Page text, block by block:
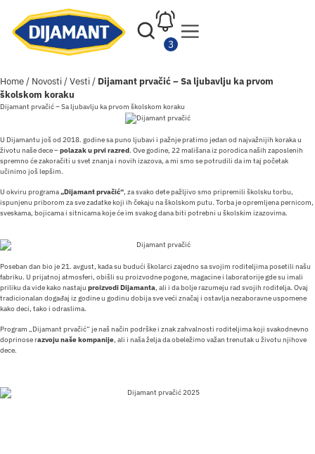
Home/ Novosti/Vesti/ Dijamant prvačić – Sa ljubavlju ka prvom
školskom koraku
Dijamant prvačić – Sa ljubavlju ka prvom školskom koraku
U Dijamantu još od 2018. godine sa puno ljubavi i pažnje pratimo jedan od najvažnijih koraka u
životu naše dece –polazak u prvi razred. Ove godine, 22 mališana iz porodica naših zaposlenih
spremno će zakoračiti u svet znanja i novih izazova, a mi smo se potrudili da im taj početak
učinimo još lepšim.
U okviru programa„Dijamant prvačić“, za svako dete pažljivo smo pripremili školsku torbu,
ispunjenu priborom za sve zadatke koji ih čekaju na školskom putu. Torba je opremljena pernicom,
sveskama, bojicama i sitnicama koje će im svakog dana biti potrebni u školskim izazovima.
Poseban dan bio je 21. avgust, kada su budući školarci zajedno sa svojim roditeljima posetili našu
fabriku. U prijatnoj atmosferi, obišli su proizvodne pogone, magacine i laboratorije gde su imali
priliku da vide kako nastaju proizvodi Dijamanta, ali i da bolje razumeju rad svojih roditelja. Ovaj
tradicionalan događaj iz godine u godinu dobija sve veći značaj i ostavlja nezaboravne uspomene
kako deci, tako i odraslima.
Program „Dijamant prvačić“ je naš način podrške i znak zahvalnosti roditeljima koji svakodnevno
doprinose razvoju naše kompanije, ali i naša želja da obeležimo važan trenutak u životu njihove
dece.